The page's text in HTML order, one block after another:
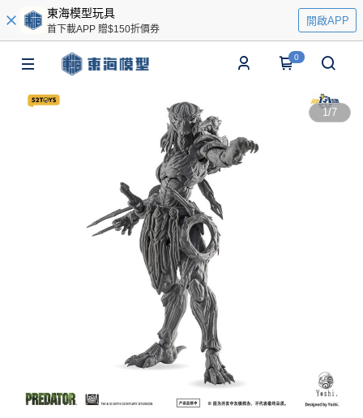
東海模型玩具
首下載APP 贈$150折價券
開啟APP
0
1/7